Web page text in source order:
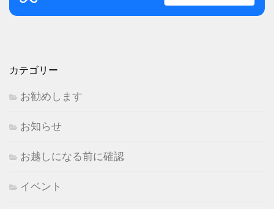
カテゴリー
お勧めします
お知らせ
お越しになる前に確認
イベント